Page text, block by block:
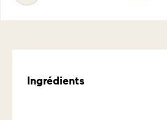
Ingrédients